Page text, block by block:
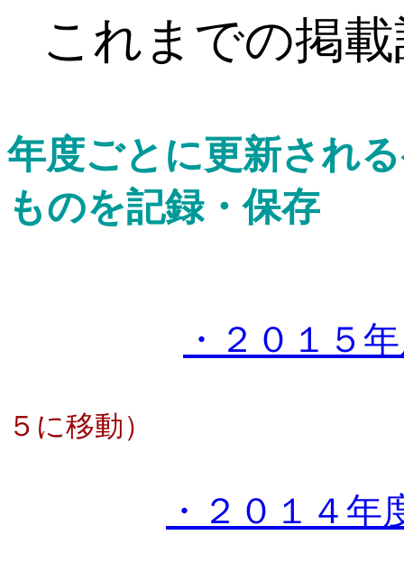
これまでの掲
年度ごとに更新され
ものを記録・保存
・２０１５
５に移動）
・２０１４